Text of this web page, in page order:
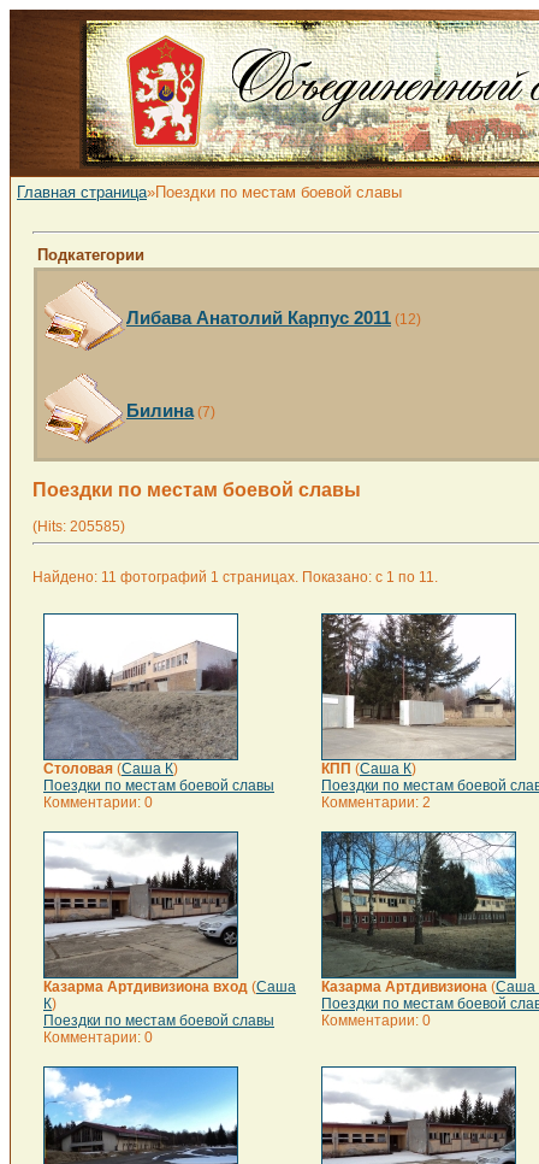
Главная страница»Поездки по местам боевой славы
Подкатегории
Либава Анатолий Карпус 2011 (12)
Билина(7)
Поездки по местам боевой славы
(Hits: 205585)
Найдено: 11 фотографий 1 страницах. Показано: с 1 по 11.
Столовая (Саша К)
Поездки по местам боевой славы
Комментарии: 0
КПП (Саша К)
Поездки по местам боевой
Комментарии: 2
Казарма Артдивизиона вход (Саша
К)
Поездки по местам боевой славы
Комментарии: 0
Казарма Артдивизиона (Саша
Поездки по местам боевой
Комментарии: 0